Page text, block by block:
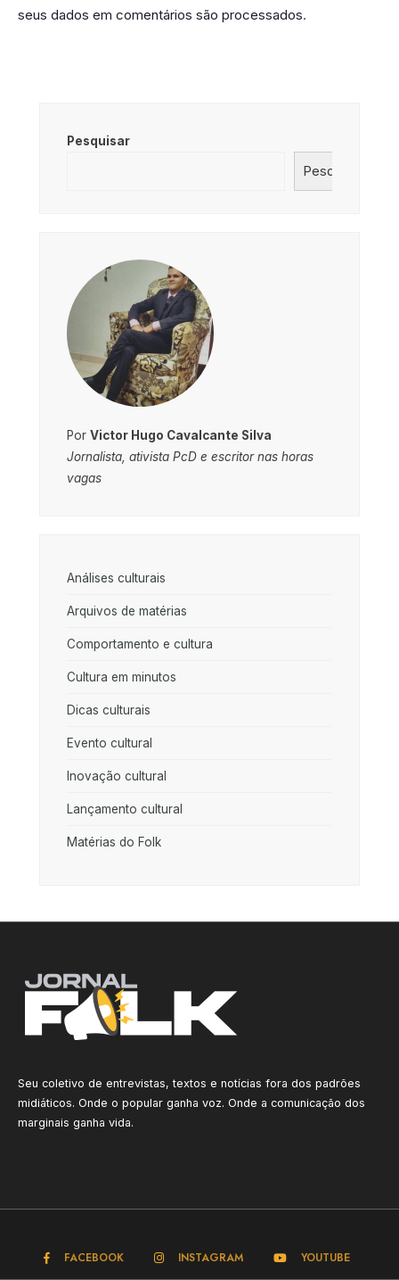
seus dados em comentários são processados.
Pesquisar
Pesquisar
Por Victor Hugo Cavalcante Silva
Jornalista, ativista PcD e escritor nas horas
vagas
Análises culturais
Arquivos de matérias
Comportamento e cultura
Cultura em minutos
Dicas culturais
Evento cultural
Inovação cultural
Lançamento cultural
Matérias do Folk
Seu coletivo de entrevistas, textos e notícias fora dos padrões
midiáticos. Onde o popular ganha voz. Onde a comunicação dos
marginais ganha vida.
FACEBOOK INSTAGRAM YOUTUBE